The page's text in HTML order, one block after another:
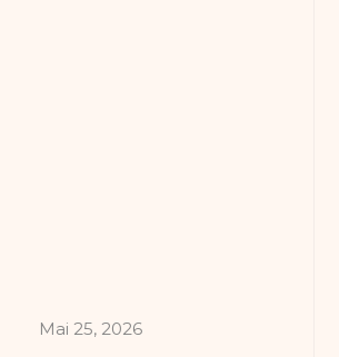
Mai 25, 2026